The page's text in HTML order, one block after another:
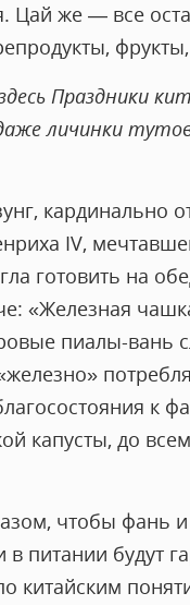
Цай же — все
Праздники
личинки
кардинально
IV,
готовить на
«Железная
пиалы-вань
к
капусты, до
чтобы фань
в питании будут
китайским